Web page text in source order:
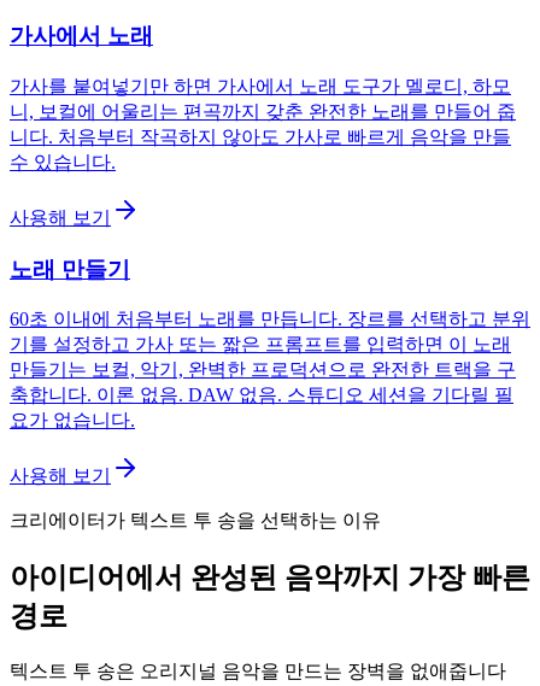
가사에서 노래
가사를 붙여넣기만 하면 가사에서 노래 도구가 멜로디, 하모
니, 보컬에 어울리는 편곡까지 갖춘 완전한 노래를 만들어 줍
니다. 처음부터 작곡하지 않아도 가사로 빠르게 음악을 만들
수 있습니다.
사용해 보기
노래 만들기
60초 이내에 처음부터 노래를 만듭니다. 장르를 선택하고 분위
기를 설정하고 가사 또는 짧은 프롬프트를 입력하면 이 노래
만들기는 보컬, 악기, 완벽한 프로덕션으로 완전한 트랙을 구
축합니다. 이론 없음. DAW 없음. 스튜디오 세션을 기다릴 필
요가 없습니다.
사용해 보기
크리에이터가 텍스트 투 송을 선택하는 이유
아이디어에서 완성된 음악까지 가장 빠른
경로
텍스트 투 송은 오리지널 음악을 만드는 장벽을 없애줍니다